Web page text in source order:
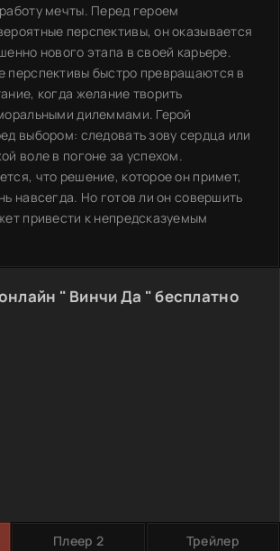
мечты. Перед героем
перспективы, он оказывается
нового этапа в своей карьере.
перспективы быстро превращаются в
когда желание творить
дилеммами. Герой
выбором: следовать зову сердца или
воле в погоне за успехом.
что решение, которое он примет,
навсегда. Но готов ли он совершить
привести к непредсказуемым
" Винчи Да " бесплатно
Плеер 2 Трейлер